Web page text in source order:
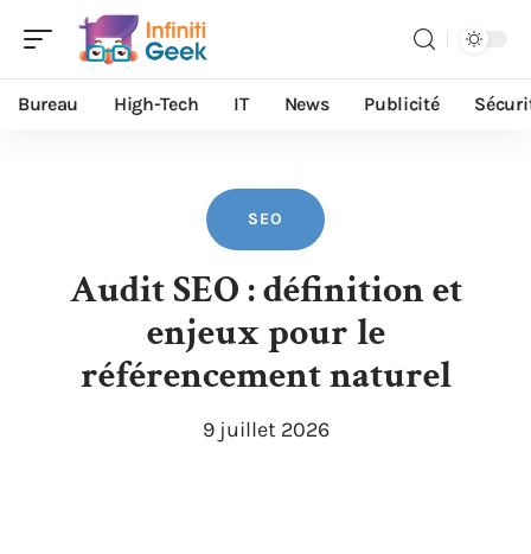
Bureau High-Tech IT News Publicité
SEO
Audit SEO : définition et
enjeux pour le
référencement naturel
9 juillet 2026